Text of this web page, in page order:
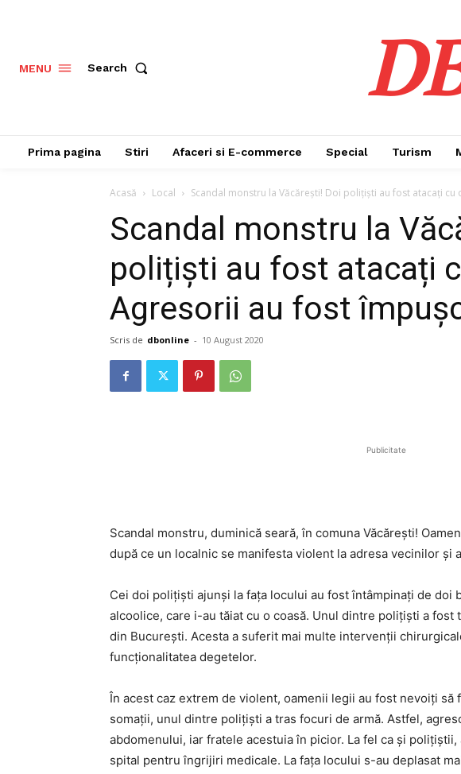
MENU Search
Prima pagina Stiri Afaceri si E-commerce Special Turism
Acasă Local Scandal monstru la Văcărești! Doi polițiști au fost atacați cu
Scandal monstru la
polițiști au fost atacați
Agresorii au fost
Scris de dbonline - 10 August 2020
Publicitate
Scandal monstru, duminică seară, în comuna Văcărești!
după ce un localnic se manifesta violent la adresa vecinilor și
Cei doi polițiști ajunși la fața locului au fost întâmpinați de doi
alcoolice, care i-au tăiat cu o coasă. Unul dintre polițiști a
din București. Acesta a suferit mai multe intervenții
funcționalitatea degetelor.
În acest caz extrem de violent, oamenii legii au fost nevoiți să
somații, unul dintre polițiști a tras focuri de armă. Astfel,
abdomenului, iar fratele acestuia în picior. La fel ca și
spital pentru îngrijiri medicale. La fața locului s-au deplasat